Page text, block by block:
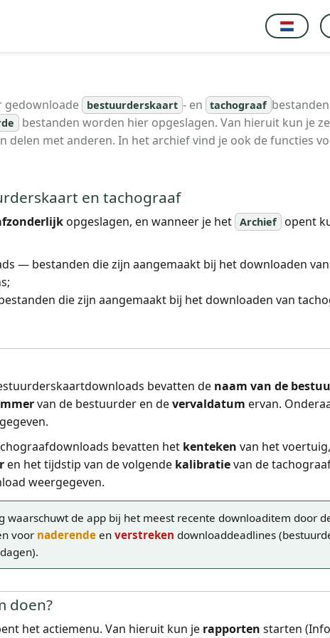
gedownloade bestuurderskaart - en tachograaf
bestanden worden hier opgeslagen. Van hieruit kun je
delen met anderen. In het archief vind je ook de functies
en tachograaf
opgeslagen, en wanneer je het Archief opent
— bestanden die zijn aangemaakt bij het downloaden van
die zijn aangemaakt bij het downloaden van
bevatten de naam van de
van de bestuurder en devervaldatum ervan.
bevatten het kenteken van het
en het tijdstip van de volgende kalibratievan de
weergegeven.
waarschuwt de app bij het meest recente downloaditem door
voor naderende enverstreken downloaddeadlines
doen?
het actiemenu. Van hieruit kun je rapporten starten